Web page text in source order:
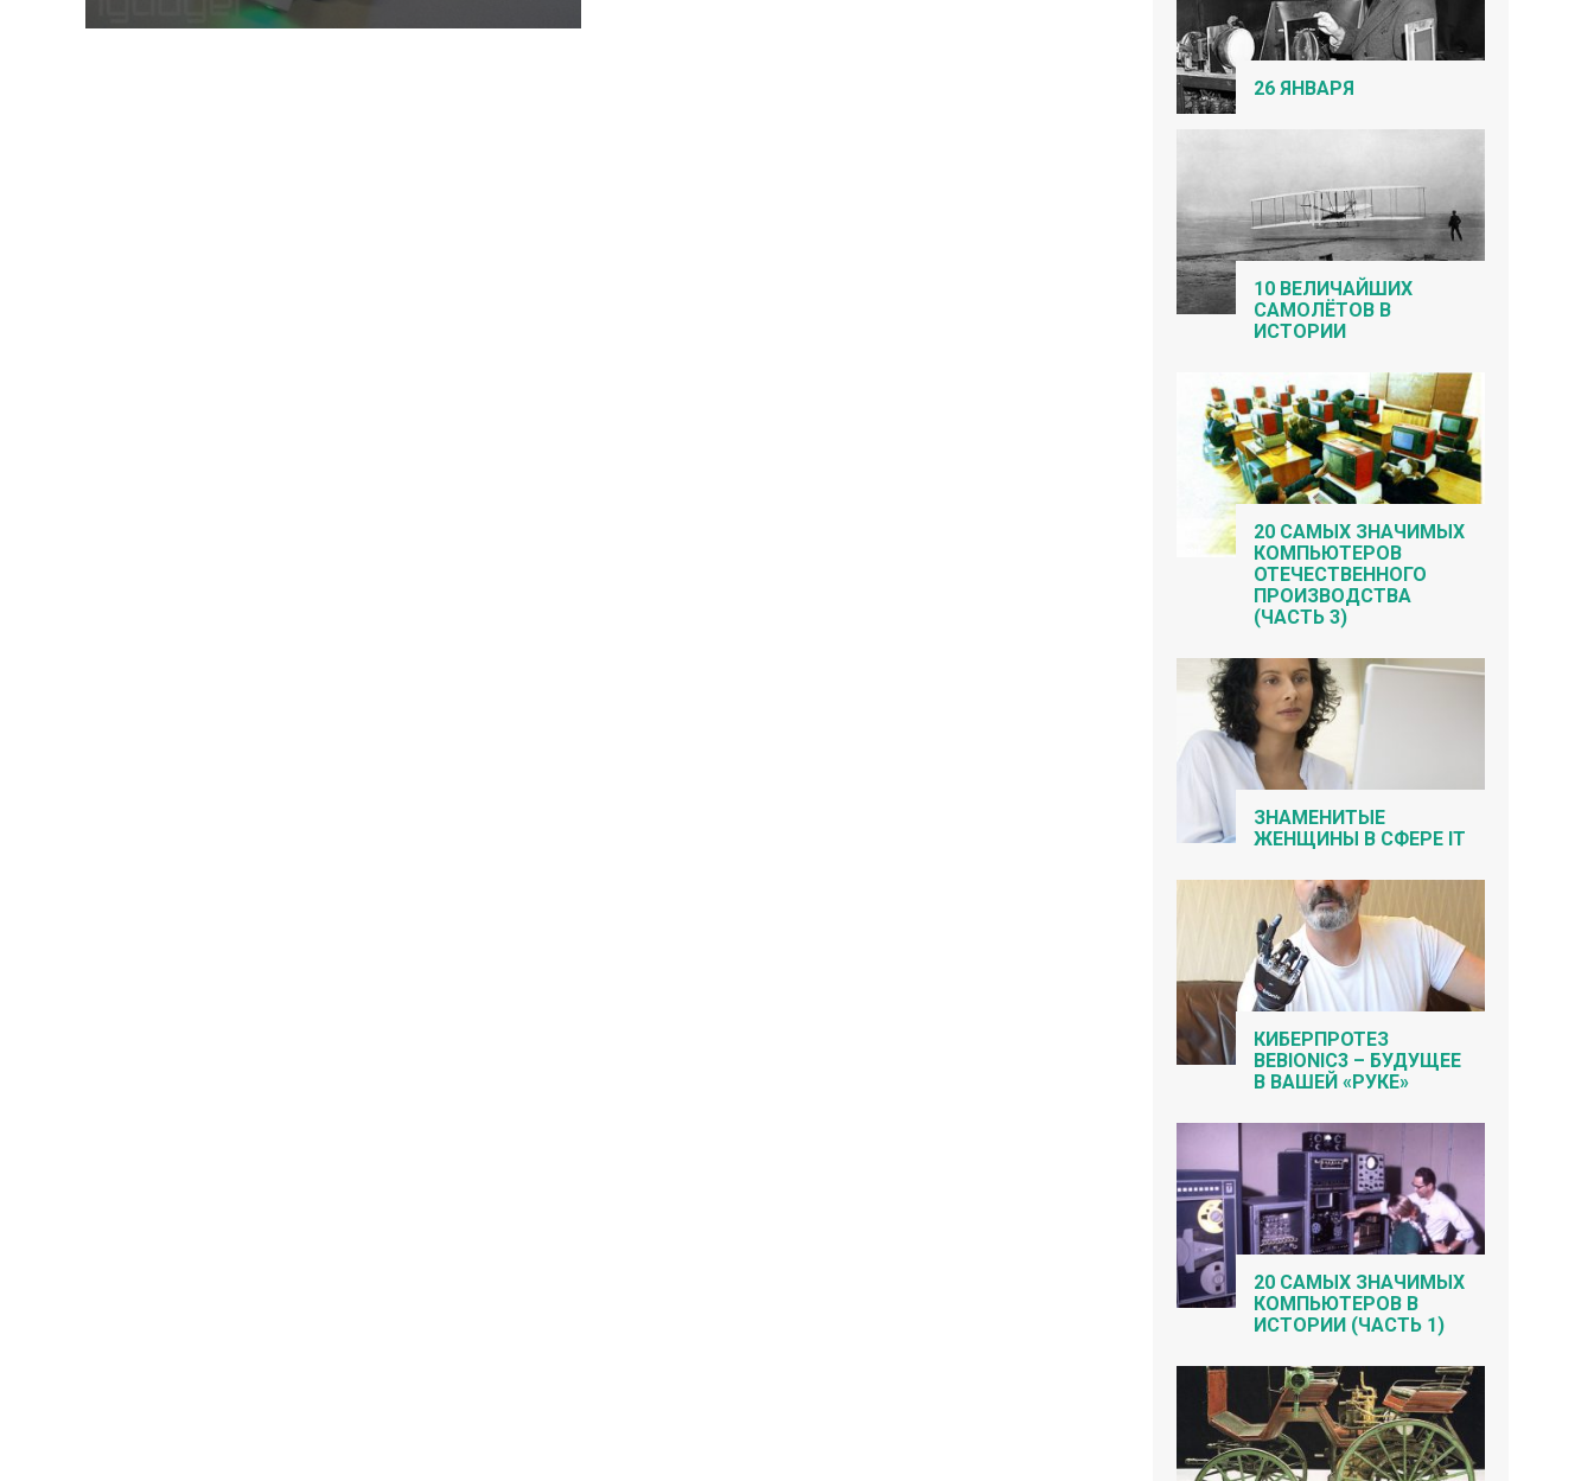
26 ЯНВАРЯ
10 ВЕЛИЧАЙШИХ
САМОЛЁТОВ В
ИСТОРИИ
20 САМЫХ ЗНАЧИМЫХ
КОМПЬЮТЕРОВ
ОТЕЧЕСТВЕННОГО
ПРОИЗВОДСТВА
(ЧАСТЬ 3)
ЗНАМЕНИТЫЕ
ЖЕНЩИНЫ В СФЕРЕ IT
КИБЕРПРОТЕЗ
BEBIONIC3 – БУДУЩЕЕ
В ВАШЕЙ «РУКЕ»
20 САМЫХ ЗНАЧИМЫХ
КОМПЬЮТЕРОВ В
ИСТОРИИ (ЧАСТЬ 1)